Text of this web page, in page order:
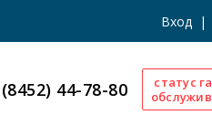
Вход |
44-78-80
статус